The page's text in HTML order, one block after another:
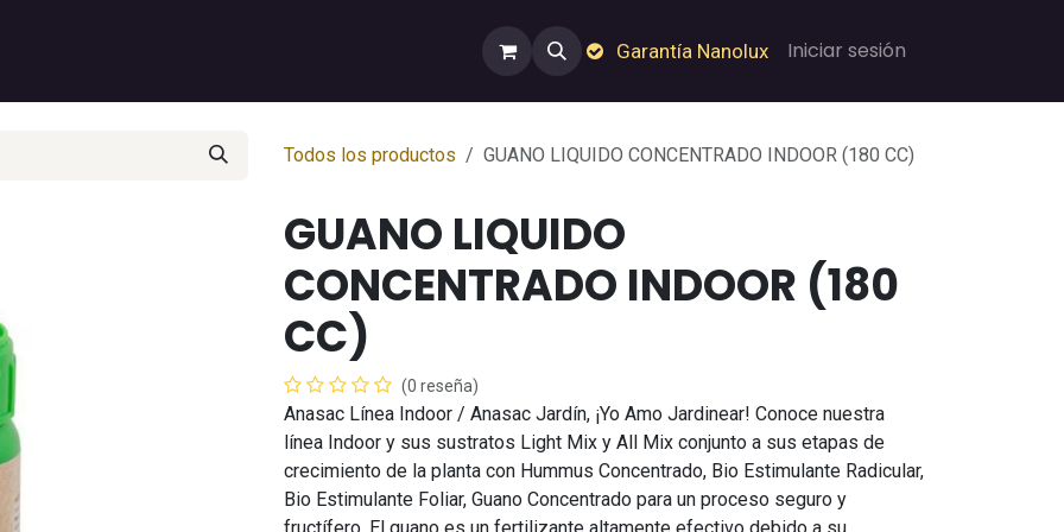
Sobre Nosotros Empleos Garantía de Nanolux
Garantía Nanolux Iniciar sesión
Todos los productos GUANO LIQUIDO CONCENTRADO INDOOR (180 CC)
GUANO LIQUIDO
CONCENTRADO INDOOR (180
CC)
(0 reseña)
Anasac Línea Indoor / Anasac Jardín, ¡Yo Amo Jardinear! Conoce nuestra
línea Indoor y sus sustratos Light Mix y All Mix conjunto a sus etapas de
crecimiento de la planta con Hummus Concentrado, Bio Estimulante Radicular,
Bio Estimulante Foliar, Guano Concentrado para un proceso seguro y